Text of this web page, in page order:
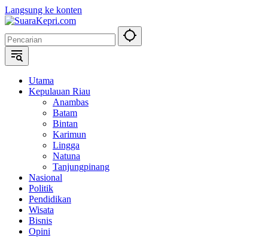
Langsung ke konten
Utama
Kepulauan Riau
Anambas
Batam
Bintan
Karimun
Lingga
Natuna
Tanjungpinang
Nasional
Politik
Pendidikan
Wisata
Bisnis
Opini